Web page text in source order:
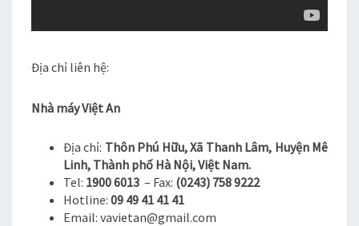
Địa chỉ liên hệ:
Nhà máy Việt An
Địa chỉ: Thôn Phú Hữu, Xã Thanh Lâm, Huyện Mê
Linh, Thành phố Hà Nội, Việt Nam.
Tel: 1900 6013 – Fax: (0243) 758 9222
Hotline: 09 49 41 41 41
Email: vavietan@gmail.com